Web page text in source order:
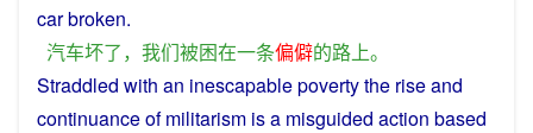
carbroken.
汽车坏了， 我们被困在一条偏僻的路上。
Straddled with an inescapablepovertythe riseand
continuanceofmilitarism isa misguided action based